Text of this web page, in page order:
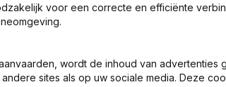
voor een correcte en efficiënte
wordt de inhoud van advertenties
sites als op uw sociale media. Deze